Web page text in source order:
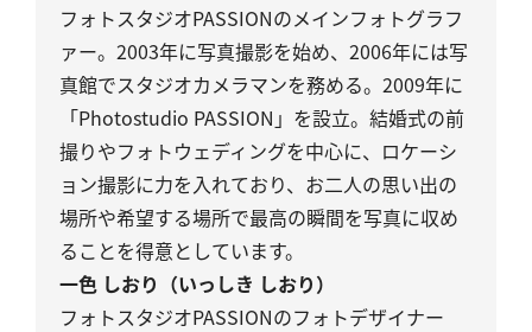
フォトスタジオPASSIONのメインフォトグラフ
ァー。2003年に写真撮影を始め、2006年には写
真館でスタジオカメラマンを務める。2009年に
「Photostudio PASSION」を設立。結婚式の前
撮りやフォトウェディングを中心に、ロケーシ
ョン撮影に力を入れており、お二人の思い出の
場所や希望する場所で最高の瞬間を写真に収め
ることを得意としています。
一色 しおり（いっしき しおり）
フォトスタジオPASSIONのフォトデザイナー